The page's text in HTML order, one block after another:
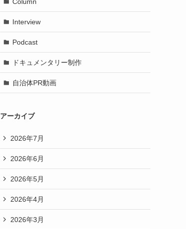
Interview
Podcast
ドキュメンタリー制作
自治体PR動画
アーカイブ
2026年7月
2026年6月
2026年5月
2026年4月
2026年3月